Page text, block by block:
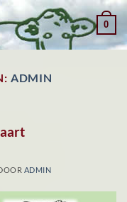
0
ADMIN
ADMIN